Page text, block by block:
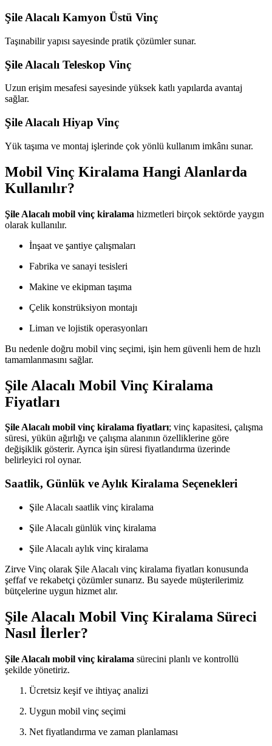
Şile Alacalı Kamyon Üstü Vinç
Taşınabilir yapısı sayesinde pratik çözümler sunar.
Şile Alacalı Teleskop Vinç
Uzun erişim mesafesi sayesinde yüksek katlı yapılarda avantaj
sağlar.
Şile Alacalı Hiyap Vinç
Yük taşıma ve montaj işlerinde çok yönlü kullanım imkânı sunar.
Mobil Vinç Kiralama Hangi Alanlarda
Kullanılır?
Şile Alacalı mobil vinç kiralama hizmetleri birçok sektörde yaygın
olarak kullanılır.
İnşaat ve şantiye çalışmaları
Fabrika ve sanayi tesisleri
Makine ve ekipman taşıma
Çelik konstrüksiyon montajı
Liman ve lojistik operasyonları
Bu nedenle doğru mobil vinç seçimi, işin hem güvenli hem de hızlı
tamamlanmasını sağlar.
Şile Alacalı Mobil Vinç Kiralama
Fiyatları
Şile Alacalı mobil vinç kiralama fiyatları; vinç kapasitesi, çalışma
süresi, yükün ağırlığı ve çalışma alanının özelliklerine göre
değişiklik gösterir. Ayrıca işin süresi fiyatlandırma üzerinde
belirleyici rol oynar.
Saatlik, Günlük ve Aylık Kiralama Seçenekleri
Şile Alacalı saatlik vinç kiralama
Şile Alacalı günlük vinç kiralama
Şile Alacalı aylık vinç kiralama
Zirve Vinç olarak Şile Alacalı vinç kiralama fiyatları konusunda
şeffaf ve rekabetçi çözümler sunarız. Bu sayede müşterilerimiz
bütçelerine uygun hizmet alır.
Şile Alacalı Mobil Vinç Kiralama Süreci
Nasıl İlerler?
Şile Alacalı mobil vinç kiralama sürecini planlı ve kontrollü
şekilde yönetiriz.
Ücretsiz keşif ve ihtiyaç analizi
Uygun mobil vinç seçimi
Net fiyatlandırma ve zaman planlaması